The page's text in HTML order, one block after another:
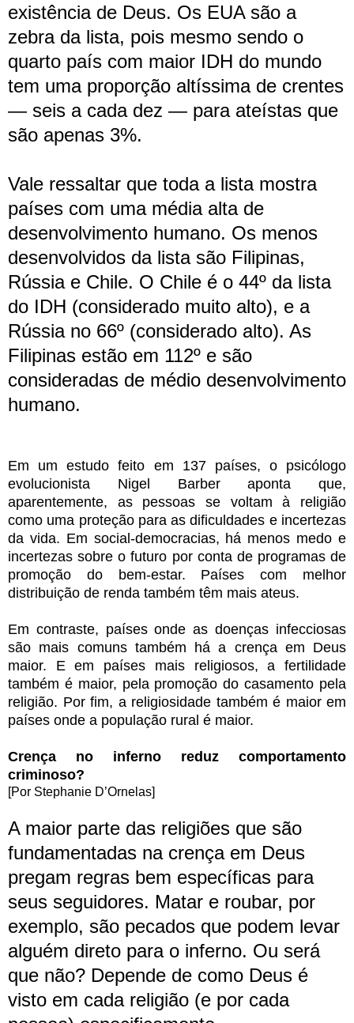
existência de Deus. Os EUA são a
zebra da lista, pois mesmo sendo o
quarto país com maior IDH do mundo
tem uma proporção altíssima de crentes
— seis a cada dez — para ateístas que
são apenas 3%.
Vale ressaltar que toda a lista mostra
países com uma média alta de
desenvolvimento humano. Os menos
desenvolvidos da lista são Filipinas,
Rússia e Chile. O Chile é o 44º da lista
do IDH (considerado muito alto), e a
Rússia no 66º (considerado alto). As
Filipinas estão em 112º e são
consideradas de médio desenvolvimento
humano.
Em um estudo feito em 137 países, o psicólogo
evolucionista Nigel Barber aponta que,
aparentemente, as pessoas se voltam à religião
como uma proteção para as dificuldades e incertezas
da vida. Em social-democracias, há menos medo e
incertezas sobre o futuro por conta de programas de
promoção do bem-estar. Países com melhor
distribuição de renda também têm mais ateus.
Em contraste, países onde as doenças infecciosas
são mais comuns também há a crença em Deus
maior. E em países mais religiosos, a fertilidade
também é maior, pela promoção do casamento pela
religião. Por fim, a religiosidade também é maior em
países onde a população rural é maior.
Crença no inferno reduz comportamento
criminoso?
[Por Stephanie D’Ornelas]
A maior parte das religiões que são
fundamentadas na crença em Deus
pregam regras bem específicas para
seus seguidores. Matar e roubar, por
exemplo, são pecados que podem levar
alguém direto para o inferno. Ou será
que não? Depende de como Deus é
visto em cada religião (e por cada